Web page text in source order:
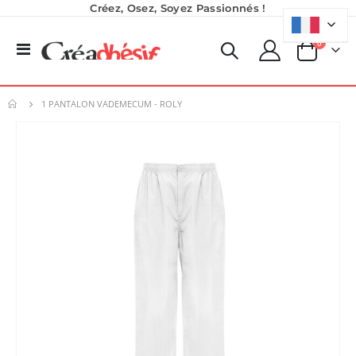
Créez, Osez, Soyez Passionnés !
Basculer
Panier
0produits
1 PANTALON VADEMECUM - ROLY